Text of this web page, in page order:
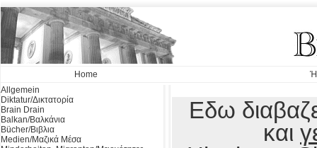
Home
Ή
Allgemein
Diktatur/Δικτατορία
Brain Drain
Balkan/Βαλκάνια
Bücher/Βιβλια
Medien/Μαζικά Μέσα
Εδω
και